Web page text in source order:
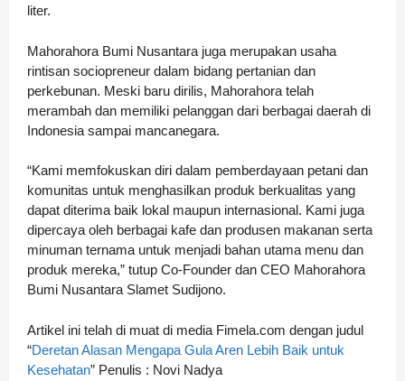
liter.
Mahorahora Bumi Nusantara juga merupakan usaha
rintisan sociopreneur dalam bidang pertanian dan
perkebunan. Meski baru dirilis, Mahorahora telah
merambah dan memiliki pelanggan dari berbagai daerah di
Indonesia sampai mancanegara.
“Kami memfokuskan diri dalam pemberdayaan petani dan
komunitas untuk menghasilkan produk berkualitas yang
dapat diterima baik lokal maupun internasional. Kami juga
dipercaya oleh berbagai kafe dan produsen makanan serta
minuman ternama untuk menjadi bahan utama menu dan
produk mereka,” tutup Co-Founder dan CEO Mahorahora
Bumi Nusantara Slamet Sudijono.
Artikel ini telah di muat di media Fimela.com dengan judul
“Deretan Alasan Mengapa Gula Aren Lebih Baik untuk
Kesehatan” Penulis : Novi Nadya